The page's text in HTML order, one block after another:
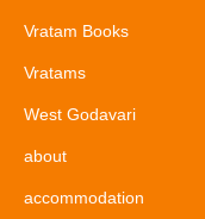
Vratam Books
Vratams
West Godavari
about
accommodation